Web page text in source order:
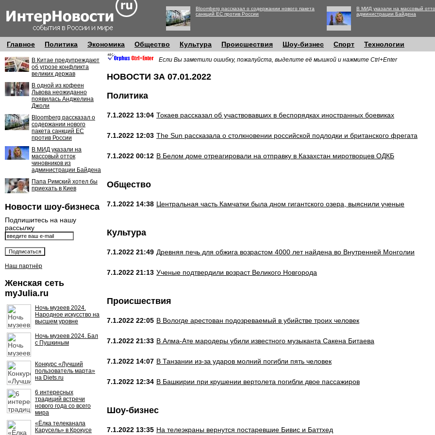
Bloomberg рассказал о содержании нового пакета
санкций ЕС против России
В МИД указали на массовый
администрации Байдена
Главное Политика Экономика Общество Культура Происшествия Шоу-бизнес Спорт Технологии
В Китае предупреждают
об угрозе конфликта
великих держав
В одной из кофеен
Львова неожиданно
появилась Анджелина
Джоли
Bloomberg рассказал о
содержании нового
пакета санкций ЕС
против России
В МИД указали на
массовый отток
чиновников из
администрации Байдена
Папа Римский хотел бы
приехать в Киев
Новости шоу-бизнеса
Подпишитесь на нашу
рассылку
Наш партнёр
Женская сеть
myJulia.ru
Ночь музеев 2024.
Народное искусство на
высшем уровне
Ночь музеев 2024. Бал
с Пушкиным
Конкурс «Лучший
пользователь марта»
на Diets.ru
6 интересных
традиций встречи
нового года со всего
мира
«Ёлка телеканала
Карусель» в Крокусе
Если Вы заметили ошибку, пожалуйста, выделите её мышкой и нажмите Ctrl+Enter
НОВОСТИ ЗА 07.01.2022
Политика
7.1.2022 13:04 Токаев рассказал об участвовавших в беспорядках иностранных боевиках
7.1.2022 12:03 The Sun рассказала о столкновении российской подлодки и британского фрегата
7.1.2022 00:12 В Белом доме отреагировали на отправку в Казахстан миротворцев ОДКБ
Общество
7.1.2022 14:38 Центральная часть Камчатки была дном гигантского озера, выяснили ученые
Культура
7.1.2022 21:49 Древняя печь для обжига возрастом 4000 лет найдена во Внутренней Монголии
7.1.2022 21:13 Ученые подтвердили возраст Великого Новгорода
Происшествия
7.1.2022 22:05 В Вологде арестован подозреваемый в убийстве троих человек
7.1.2022 21:33 В Алма-Ате мародеры убили известного музыканта Сакена Битаева
7.1.2022 14:07 В Танзании из-за ударов молний погибли пять человек
7.1.2022 12:34 В Башкирии при крушении вертолета погибли двое пассажиров
Шоу-бизнес
7.1.2022 13:35 На телеэкраны вернутся постаревшие Бивис и Баттхед